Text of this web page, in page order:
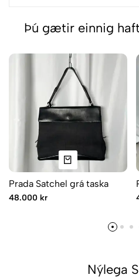
Þú gætir einnig
Prada Satchel grá taska
48.000 kr
Nýlega